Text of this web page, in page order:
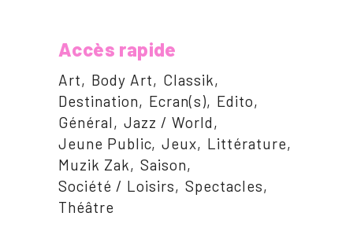
Accès rapide
Art Body Art
Classik
Destination
Ecran(s)
Edito
Général
Jazz / World
Jeune Public Jeux
Littérature
Muzik Zak
Saison
Société / Loisirs
Spectacles
Théâtre